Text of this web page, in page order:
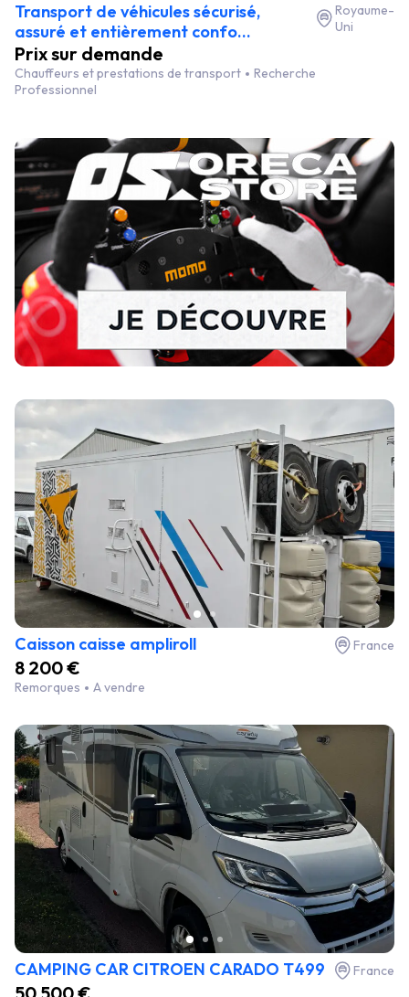
Transport de véhicules sécurisé,
assuré et entièrement confo...
Royaume-
Uni
Prix sur demande
Chauffeurs et prestations de transport
Recherche
Professionnel
Caisson caisse ampliroll France
8 200 €
Remorques A vendre
CAMPING CAR CITROEN CARADO T499 France